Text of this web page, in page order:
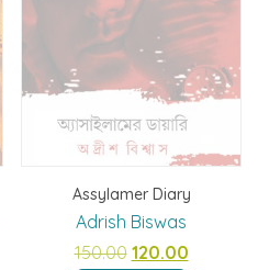
Assylamer Diary
Adrish Biswas
150.00 Original
120.00Current